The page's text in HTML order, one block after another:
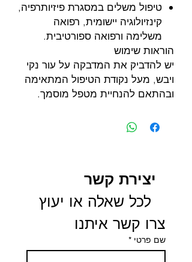
טיפול משלים במסגרת פיזיותרפיה,
קינזיולוגיה יישומית, רפואה
משלימה ורפואה ספורטיבית.
הוראות שימוש
יש להדביק את המדבקה על עור נקי
ויבש, מעל נקודת הטיפול המתאימה
ובהתאם להנחיית מטפל מוסמך.
יצירת קשר
צרו קשר איתנו
שם פרטי *